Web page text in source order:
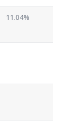
11.04%